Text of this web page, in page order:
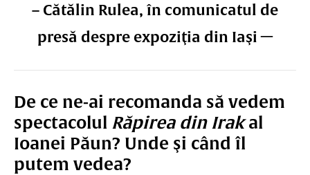
– Cătălin Rulea, în comunicatul de
presă despre expoziţia din Iaşi–
De ce ne-ai recomanda să vedem
spectacolul Răpirea din Irakal
Ioanei Păun? Unde şi când îl
putem vedea?